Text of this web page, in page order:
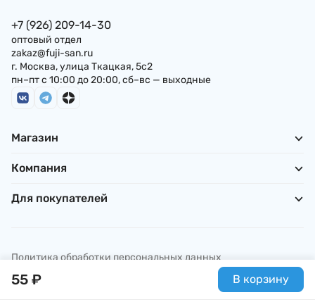
55 ₽ В корзину
+7 (926) 209-14-30
оптовый отдел
zakaz@fuji-san.ru
г. Москва, улица Ткацкая, 5с2
пн–пт с 10:00 до 20:00, сб–вс — выходные
Магазин
Компания
Для покупателей
Политика обработки персональных данных